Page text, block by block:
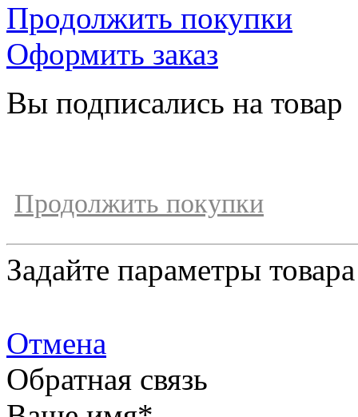
Продолжить покупки
Оформить заказ
Вы подписались на товар
Продолжить покупки
Задайте параметры товара
Отмена
Обратная связь